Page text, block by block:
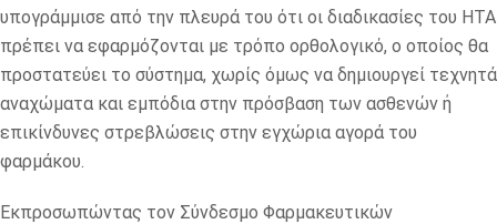
υπογράμμισε από την πλευρά του ότι οι διαδικασίες του HTA
πρέπει να εφαρμόζονται με τρόπο ορθολογικό, ο οποίος θα
προστατεύει το σύστημα, χωρίς όμως να δημιουργεί τεχνητά
αναχώματα και εμπόδια στην πρόσβαση των ασθενών ή
επικίνδυνες στρεβλώσεις στην εγχώρια αγορά του
φαρμάκου.
Εκπροσωπώντας τον Σύνδεσμο Φαρμακευτικών